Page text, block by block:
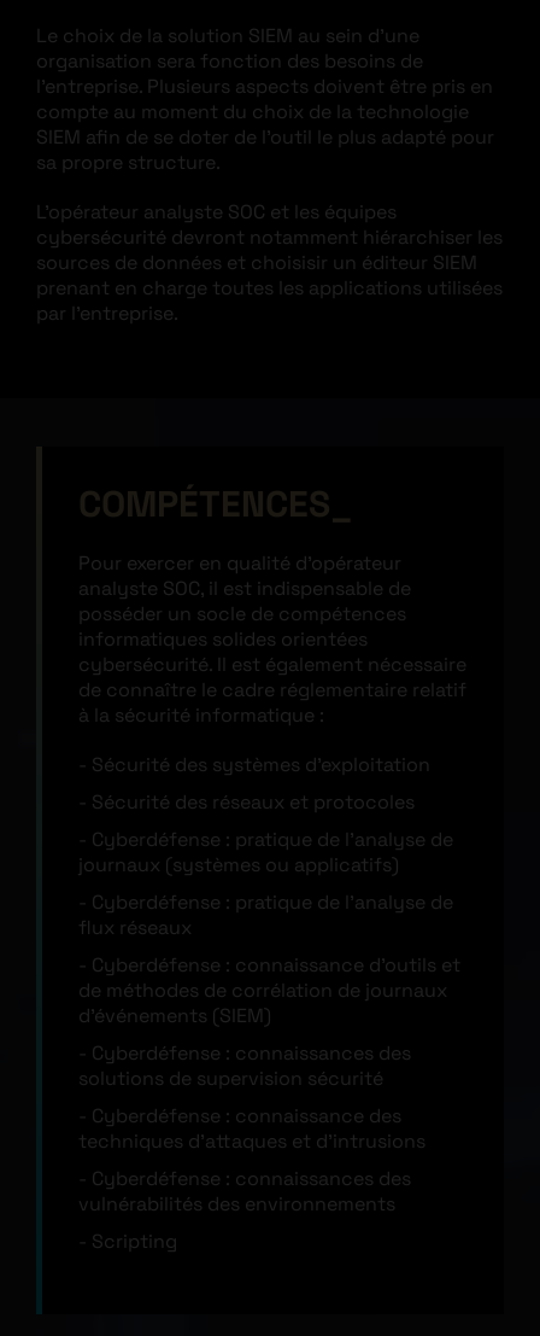
Le choix de la solution SIEM au sein d’une
organisation sera fonction des besoins de
l’entreprise. Plusieurs aspects doivent être pris en
compte au moment du choix de la technologie
SIEM afin de se doter de l’outil le plus adapté pour
sa propre structure.
L’opérateur analyste SOC et les équipes
cybersécurité devront notamment hiérarchiser les
sources de données et choisisir un éditeur SIEM
prenant en charge toutes les applications utilisées
par l’entreprise.
COMPÉTENCES
Pour exercer en qualité d’opérateur
analyste SOC, il est indispensable de
posséder un socle de compétences
informatiques solides orientées
cybersécurité. Il est également nécessaire
de connaître le cadre réglementaire relatif
à la sécurité informatique :
Sécurité des systèmes d’exploitation
Sécurité des réseaux et protocoles
Cyberdéfense : pratique de l’analyse de
journaux (systèmes ou applicatifs)
Cyberdéfense : pratique de l’analyse de
flux réseaux
Cyberdéfense : connaissance d’outils et
de méthodes de corrélation de journaux
d’événements (SIEM)
Cyberdéfense : connaissances des
solutions de supervision sécurité
Cyberdéfense : connaissance des
techniques d’attaques et d’intrusions
Cyberdéfense : connaissances des
vulnérabilités des environnements
Scripting